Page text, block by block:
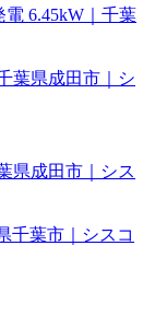
6.45kW｜千葉
県成田市｜シス